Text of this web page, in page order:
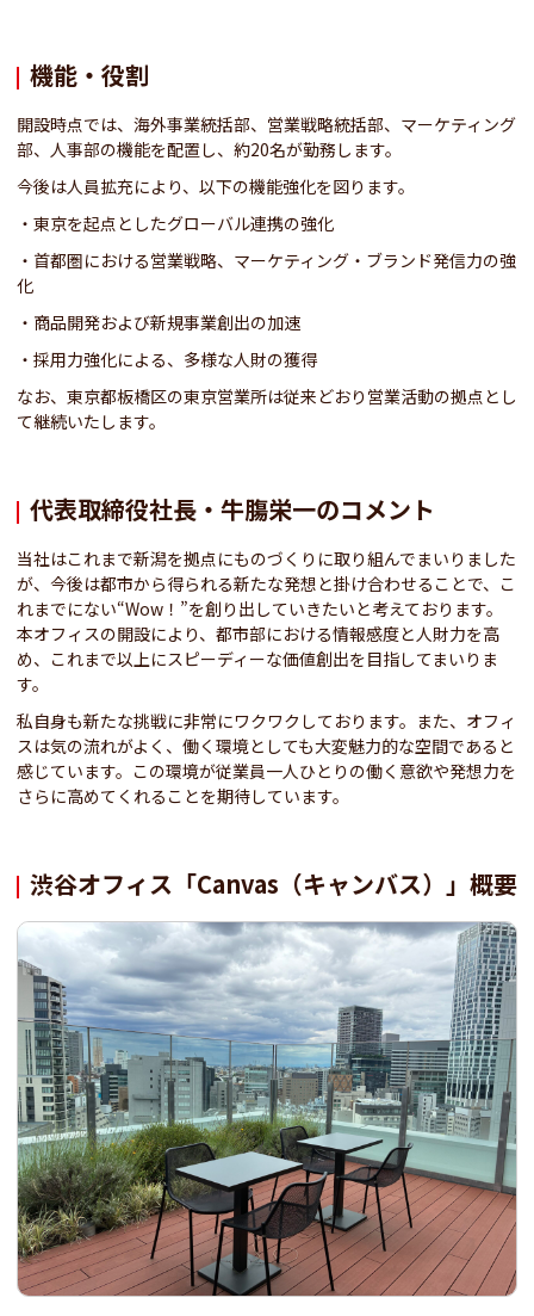
機能・役割
開設時点では、海外事業統括部、営業戦略統括部、マーケティング
部、人事部の機能を配置し、約20名が勤務します。
今後は人員拡充により、以下の機能強化を図ります。
・東京を起点としたグローバル連携の強化
・首都圏における営業戦略、マーケティング・ブランド発信力の強
化
・商品開発および新規事業創出の加速
・採用力強化による、多様な人財の獲得
なお、東京都板橋区の東京営業所は従来どおり営業活動の拠点とし
て継続いたします。
代表取締役社長・牛膓栄一のコメント
当社はこれまで新潟を拠点にものづくりに取り組んでまいりました
が、今後は都市から得られる新たな発想と掛け合わせることで、こ
れまでにない“Wow！”を創り出していきたいと考えております。
本オフィスの開設により、都市部における情報感度と人財力を高
め、これまで以上にスピーディーな価値創出を目指してまいりま
す。
私自身も新たな挑戦に非常にワクワクしております。また、オフィ
スは気の流れがよく、働く環境としても大変魅力的な空間であると
感じています。この環境が従業員一人ひとりの働く意欲や発想力を
さらに高めてくれることを期待しています。
渋谷オフィス「Canvas（キャンバス）」概要